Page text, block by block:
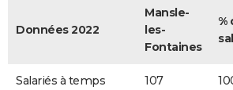
Données 2022
Mansle-
les-
Fontaines
%
Salariés à temps
107